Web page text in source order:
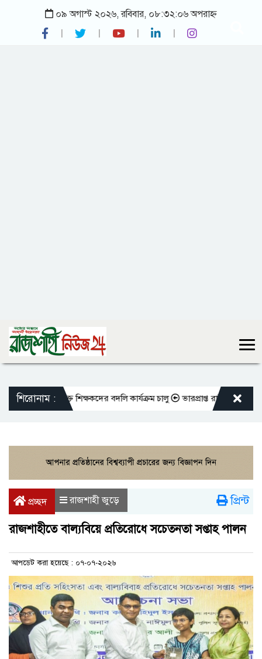
০৯ অগাস্ট ২০২৬, রবিবার, ০৮:৩২:০৬ অপরাহ্ন
শিরোনাম :
এমপিওভুক্ত শিক্ষকদের বদলি কার্যক্রম চালু ভারপ্রাপ্ত রাষ্ট্রপতিকে
প্রচ্ছদ রাজশাহী জুড়ে প্রিন্ট
রাজশাহীতে বাল্যবিয়ে প্রতিরোধে সচেতনতা সপ্তাহ পালন
আপডেট করা হয়েছে : ০৭-০৭-২০২৬